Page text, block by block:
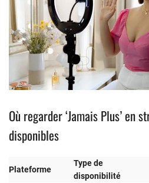
Où regarder ‘Jamais Plus’ en
disponibles
Plateforme
Type de
disponibilité